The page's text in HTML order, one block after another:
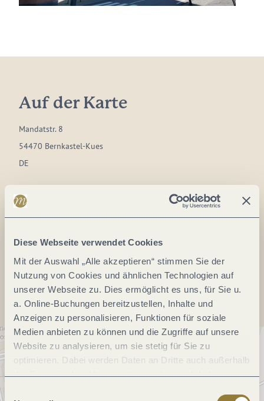
Diese Webseite verwendet Cookies
Mit der Auswahl „Alle akzeptieren“ stimmen Sie der
Nutzung von Cookies und ähnlichen Technologien auf
unserer Webseite zu. Dies ermöglicht es uns, für Sie u.
a. Online-Buchungen bereitzustellen, Inhalte und
Anzeigen zu personalisieren, Funktionen für soziale
Medien anbieten zu können und die Zugriffe auf unsere
Website zu analysieren, um sie stetig für Sie zu
optimieren. Dabei werden Daten an Dritte auch außerhalb
der Europäischen Union weitergegeben und dort
Auf der Karte
Mandatstr. 8
54470 Bernkastel-Kues
DE
Tel.:
Fax:
Anreise planen